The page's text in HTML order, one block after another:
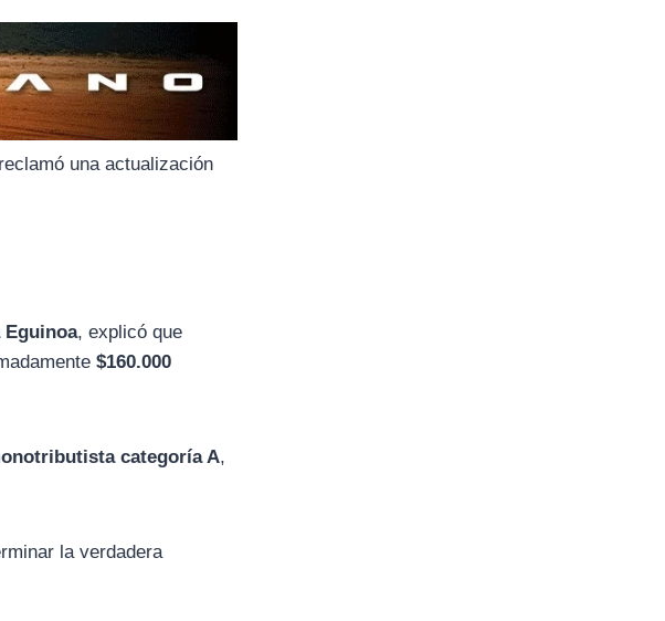
reclamó unaactualización
Eguinoa,explicóque
$160.000
categoríaA,
laverdadera